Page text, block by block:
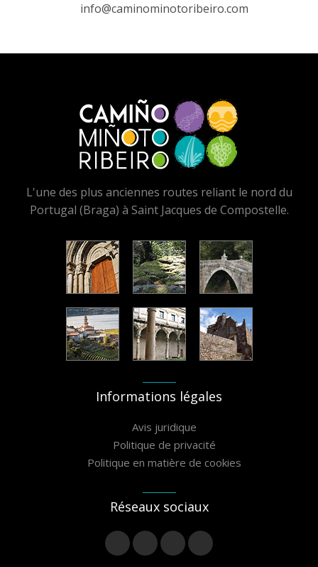
info@caminominotoribeiro.com
L'une des plus anciennes routes reliant le nord du
Portugal (Braga) à Saint Jacques de Compostelle.
Informations légales
Avis juridique
Politique de privacité
Politique en matière de cookies
Réseaux sociaux